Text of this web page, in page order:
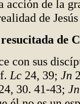
acción de la
de
de
con sus
Lc 24, 39; Jn
30. 41-43; Jn